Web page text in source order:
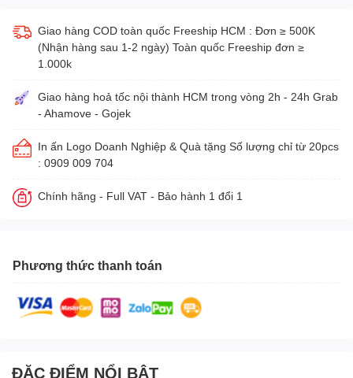
Giao hàng COD toàn quốc Freeship HCM : Đơn ≥ 500K
(Nhận hàng sau 1-2 ngày) Toàn quốc Freeship đơn ≥
1.000k
Giao hàng hoả tốc nội thành HCM trong vòng 2h - 24h Grab
- Ahamove - Gojek
In ấn Logo Doanh Nghiệp & Quà tặng Số lượng chỉ từ 20pcs
: 0909 009 704
Chính hãng - Full VAT - Bảo hành 1 đổi 1
Phương thức thanh toán
ĐẶC ĐIỂM NỔI BẬT